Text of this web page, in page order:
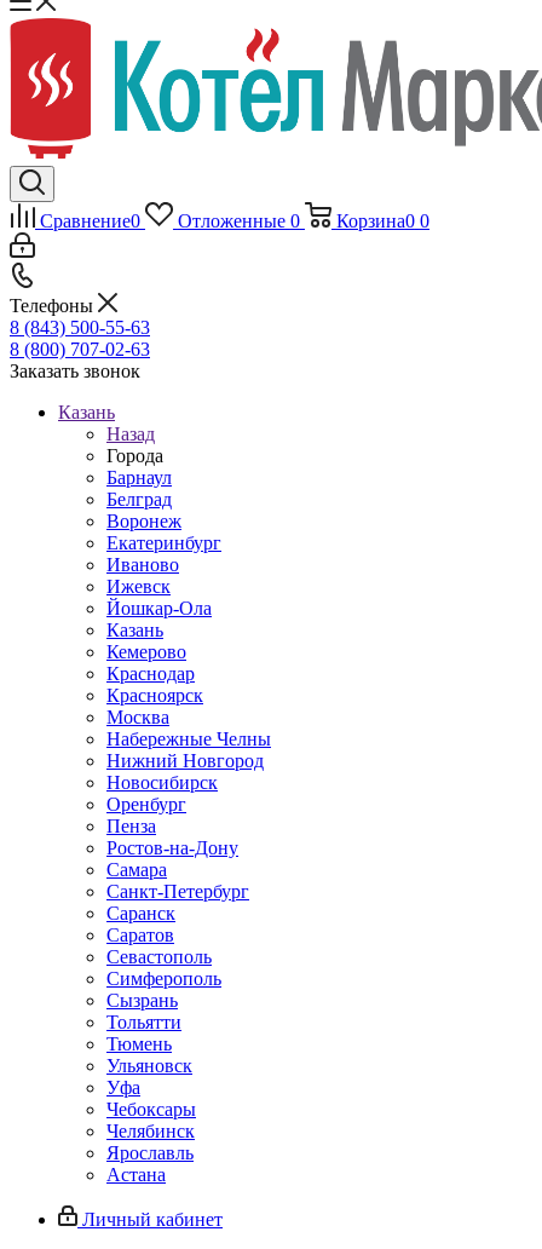
Сравнение0 Отложенные 0 Корзина0 0
Телефоны
8 (843) 500-55-63
8 (800) 707-02-63
Заказать звонок
Казань
Назад
Города
Барнаул
Белград
Воронеж
Екатеринбург
Иваново
Ижевск
Йошкар-Ола
Казань
Кемерово
Краснодар
Красноярск
Москва
Набережные Челны
Нижний Новгород
Новосибирск
Оренбург
Пенза
Ростов-на-Дону
Самара
Санкт-Петербург
Саранск
Саратов
Севастополь
Симферополь
Сызрань
Тольятти
Тюмень
Ульяновск
Уфа
Чебоксары
Челябинск
Ярославль
Астана
Личный кабинет